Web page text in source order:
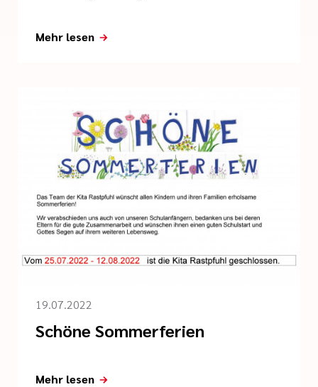
Mehr lesen
19.07.2022
Schöne Sommerferien
Mehr lesen